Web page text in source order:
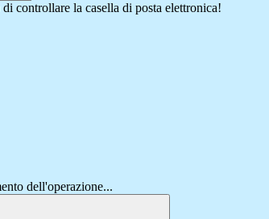
controllare la casella di posta elettronica!
dell'operazione...